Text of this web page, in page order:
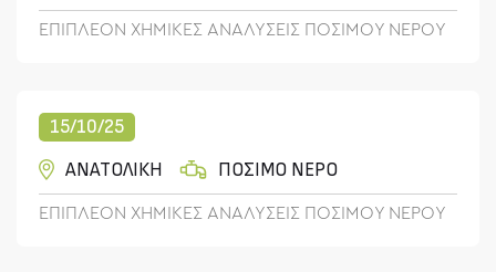
ΕΠΙΠΛΕΟΝ ΧΗΜΙΚΕΣ ΑΝΑΛΥΣΕΙΣ ΠΟΣΙΜΟΥ ΝΕΡΟΥ
15/10/25
ΑΝΑΤΟΛΙΚΗ
ΠΟΣΙΜΟ ΝΕΡΟ
ΕΠΙΠΛΕΟΝ ΧΗΜΙΚΕΣ ΑΝΑΛΥΣΕΙΣ ΠΟΣΙΜΟΥ ΝΕΡΟΥ